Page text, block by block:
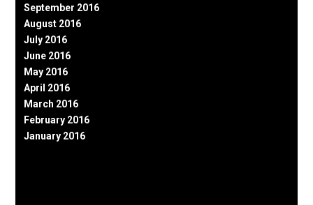
September 2016
August 2016
July 2016
June 2016
May 2016
April 2016
March 2016
February 2016
January 2016